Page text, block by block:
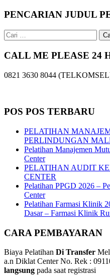
PENCARIAN JUDUL
Cari
untuk:
CALL ME PLEASE 24
0821 3630 8044
POS POS TERBARU
PELATIHAN
PERLINDUNGAN
Pelatihan Manajemen
Center
PELATIHAN AUDIT
CENTER
Pelatihan PPGD 2026 –
Center
Pelatihan Farmasi Klinik
Dasar – Farmasi Klinik
CARA PEMBAYARAN
Biaya Pelatihan Di Transfer
a.n Diklat Center No. Rek :
langsung pada saat registrasi